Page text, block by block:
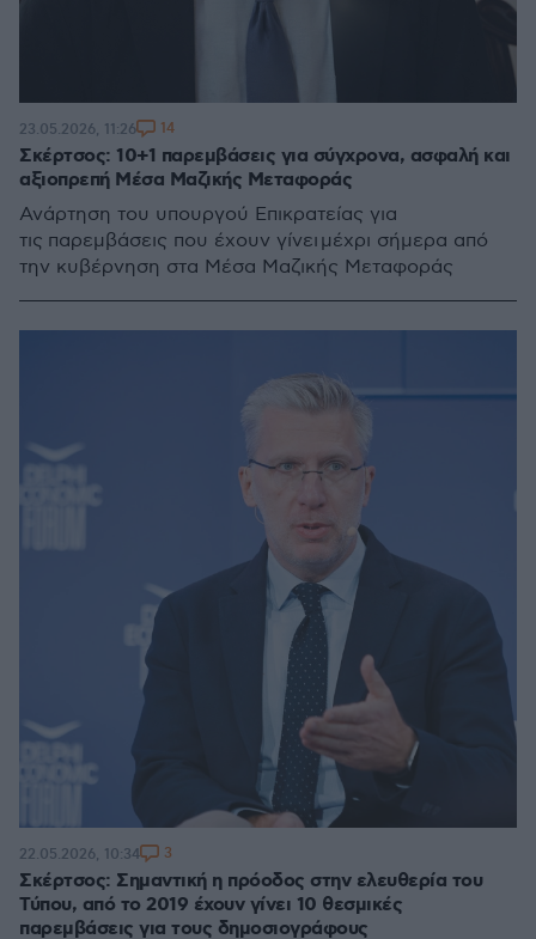
Σκέρτσος: 10+1 παρεμβάσεις για σύγχρονα, ασφαλή και
αξιοπρεπή Μέσα Μαζικής Μεταφοράς
Ανάρτηση του υπουργού Επικρατείας για
τις παρεμβάσεις που έχουν γίνει μέχρι σήμερα από
την κυβέρνηση στα Μέσα Μαζικής Μεταφοράς
23.05.2026, 11:26 14
Σκέρτσος: Σημαντική η πρόοδος στην ελευθερία του
Τύπου, από το 2019 έχουν γίνει 10 θεσμικές
παρεμβάσεις για τους δημοσιογράφους
22.05.2026, 10:34 3